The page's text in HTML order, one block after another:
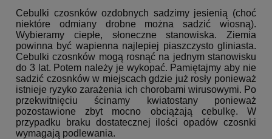
Cebulki czosnków ozdobnych sadzimy jesienią (choć
niektóre odmiany drobne można sadzić wiosną).
Wybieramy ciepłe, słoneczne stanowiska. Ziemia
powinna być wapienna najlepiej piaszczysto gliniasta.
Cebulki czosnków mogą rosnąć na jednym stanowisku
do 3 lat. Potem należy je wykopać. Pamiętajmy aby nie
sadzić czosnków w miejscach gdzie już rosły ponieważ
istnieje ryzyko zarażenia ich chorobami wirusowymi. Po
przekwitnięciu ścinamy kwiatostany ponieważ
pozostawione zbyt mocno obciążają cebulkę. W
przypadku braku dostatecznej ilości opadów czosnki
wymagają podlewania.